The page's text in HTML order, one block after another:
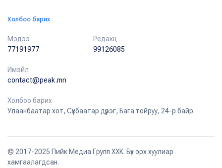
Холбоо барих
Мэдээ
77191977
Редакц
99126085
Имэйл
contact@peak.mn
Холбоо барих
Улаанбаатар хот, Сүхбаатар дүүрэг, Бага тойруу, 24-р байр
© 2017-2025 Пийк Медиа Групп ХХК. Бүх эрх хуулиар
хамгаалагдсан.